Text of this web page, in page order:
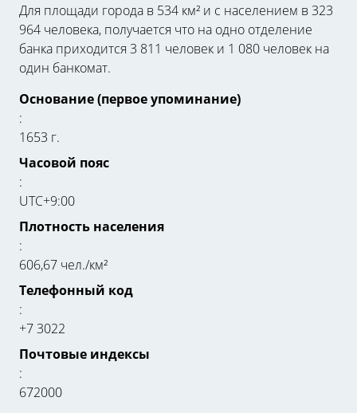
Для площади города в 534 км² и с населением в 323
964 человека, получается что на одно отделение
банка приходится 3 811 человек и 1 080 человек на
один банкомат.
Основание (первое упоминание)
:
1653 г.
Часовой пояс
:
UTC+9:00
Плотность населения
:
606,67 чел./км²
Телефонный код
:
+7 3022
Почтовые индексы
:
672000